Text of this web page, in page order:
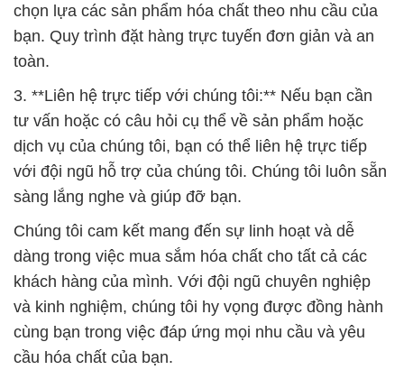
chọn lựa các sản phẩm hóa chất theo nhu cầu của
bạn. Quy trình đặt hàng trực tuyến đơn giản và an
toàn.
3. **Liên hệ trực tiếp với chúng tôi:** Nếu bạn cần
tư vấn hoặc có câu hỏi cụ thể về sản phẩm hoặc
dịch vụ của chúng tôi, bạn có thể liên hệ trực tiếp
với đội ngũ hỗ trợ của chúng tôi. Chúng tôi luôn sẵn
sàng lắng nghe và giúp đỡ bạn.
Chúng tôi cam kết mang đến sự linh hoạt và dễ
dàng trong việc mua sắm hóa chất cho tất cả các
khách hàng của mình. Với đội ngũ chuyên nghiệp
và kinh nghiệm, chúng tôi hy vọng được đồng hành
cùng bạn trong việc đáp ứng mọi nhu cầu và yêu
cầu hóa chất của bạn.